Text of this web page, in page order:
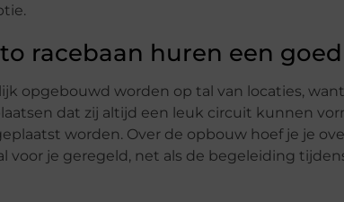
racebaan huren een
opgebouwd worden op tal van locaties,
dat zij altijd een leuk circuit kunnen
worden. Over de opbouw hoef je je
voor je geregeld, net als de begeleiding